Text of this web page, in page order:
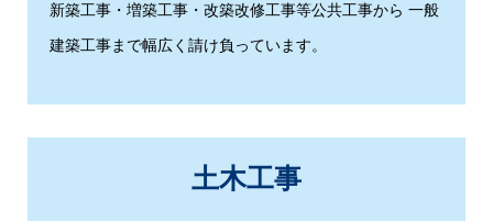
新築工事・増築工事・改築改修工事等公共工事から 一般
建築工事まで幅広く請け負っています。
土木工事